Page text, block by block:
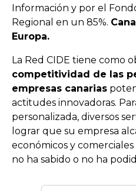
Información y por el
Regional en un 85%.
Europa.
La Red CIDE tiene como
competitividad de las
empresas canarias
actitudes innovadoras.
personalizada, diversos
lograr que su empresa
económicos y
no ha sabido o no ha